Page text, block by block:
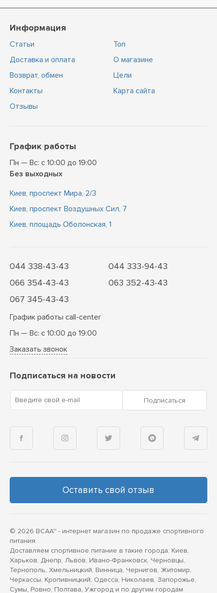
Информация
Статьи
Доставка и оплата
Возврат, обмен
Контакты
Отзывы
Топ
О магазине
Цели
Карта сайта
График работы
Пн — Вс: с 10:00 до 19:00
Без выходных
Киев, проспект Мира, 2/3
Киев, проспект Воздушных Сил, 7
Киев, площадь Оболонская, 1
044 338-43-43
044 333-94-43
066 354-43-43
063 352-43-43
067 345-43-43
График работы call-center
Пн — Вс: с 10:00 до 19:00
Заказать звонок
Подписаться на новости
Введите свой e-mail Подписаться
Оставить свой отзыв
© 2026 BCAA™ - интернет магазин по продаже спортивного
питания.
Доставляем спортивное питание в такие города: Киев,
Харьков, Днепр, Львов, Ивано-Франковск, Черновцы,
Тернополь, Хмельницкий, Винница, Чернигов, Житомир,
Черкассы, Кропивницкий, Одесса, Николаев, Запорожье,
Сумы, Ровно, Полтава, Ужгород и по другим городам